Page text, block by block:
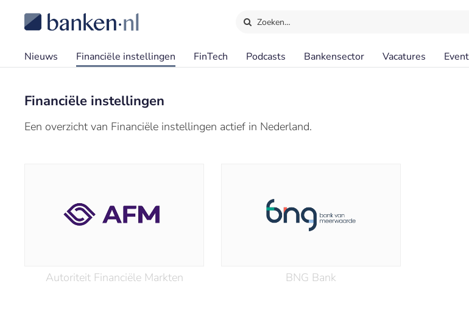
Zoeken…
Nieuws Financiële instellingen FinTech Podcasts Bankensector Vacatures
Financiële instellingen
Een overzicht van Financiële instellingen actief in Nederland.
Autoriteit Financiële Markten BNG Bank